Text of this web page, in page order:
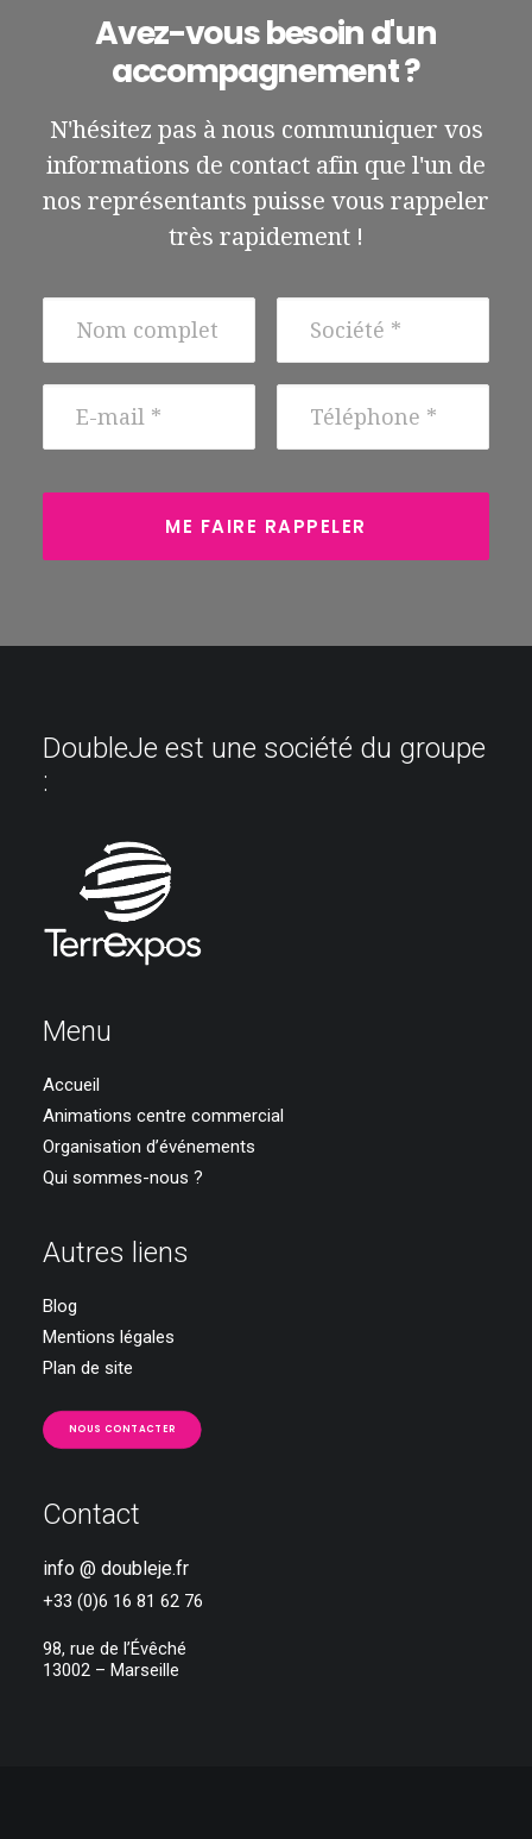
Avez-vous besoin d'un
accompagnement ?
N'hésitez pas à nous communiquer vos
informations de contact afin que l'un de
nos représentants puisse vous rappeler
très rapidement !
DoubleJe est une société du groupe
:
Menu
Accueil
Animations centre commercial
Organisation d’événements
Qui sommes-nous ?
Autres liens
Blog
Mentions légales
Plan de site
NOUS CONTACTER
Contact
info @ doubleje.fr
+33 (0)6 16 81 62 76
98, rue de l’Évêché
13002 – Marseille